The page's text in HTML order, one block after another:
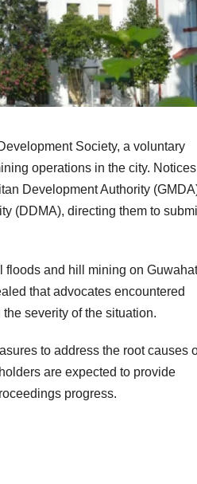
Society, a voluntary
operations in the city.
Development Authority
(DDMA), directing them to
and hill mining on
that advocates encountered
severity of the situation.
to address the root causes
are expected to provide
progress.